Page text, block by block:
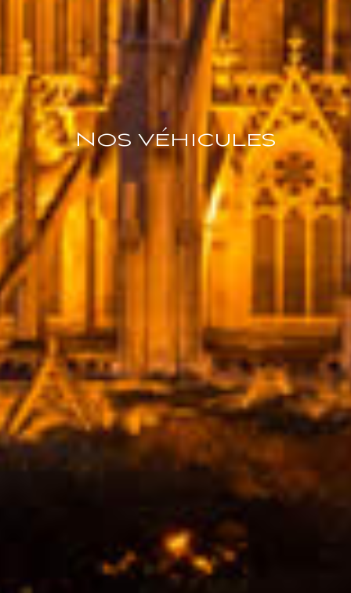
Nos véhicules